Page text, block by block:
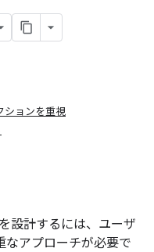
ションを重視
設計するには、ユーザ
なアプローチが必要で